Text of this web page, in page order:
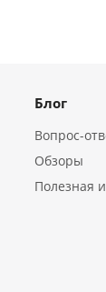
Блог
Вопрос-
Обзоры
Полезная